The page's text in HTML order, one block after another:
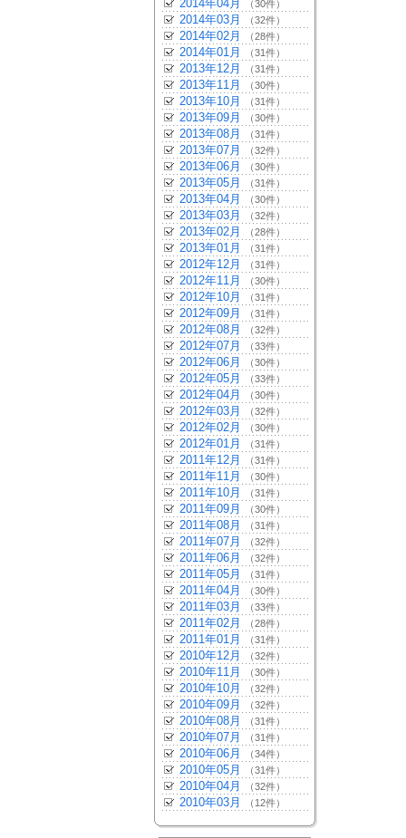
2014年04月 （30件）
2014年03月 （32件）
2014年02月 （28件）
2014年01月 （31件）
2013年12月 （31件）
2013年11月 （30件）
2013年10月 （31件）
2013年09月 （30件）
2013年08月 （31件）
2013年07月 （32件）
2013年06月 （30件）
2013年05月 （31件）
2013年04月 （30件）
2013年03月 （32件）
2013年02月 （28件）
2013年01月 （31件）
2012年12月 （31件）
2012年11月 （30件）
2012年10月 （31件）
2012年09月 （31件）
2012年08月 （32件）
2012年07月 （33件）
2012年06月 （30件）
2012年05月 （33件）
2012年04月 （30件）
2012年03月 （32件）
2012年02月 （30件）
2012年01月 （31件）
2011年12月 （31件）
2011年11月 （30件）
2011年10月 （31件）
2011年09月 （30件）
2011年08月 （31件）
2011年07月 （32件）
2011年06月 （32件）
2011年05月 （31件）
2011年04月 （30件）
2011年03月 （33件）
2011年02月 （28件）
2011年01月 （31件）
2010年12月 （32件）
2010年11月 （30件）
2010年10月 （32件）
2010年09月 （32件）
2010年08月 （31件）
2010年07月 （31件）
2010年06月 （34件）
2010年05月 （31件）
2010年04月 （32件）
2010年03月 （12件）